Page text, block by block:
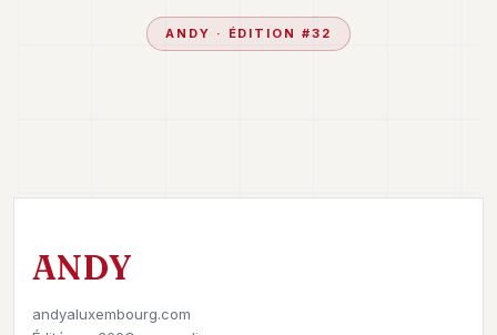
ANDY · ÉDITION #32
ANDY
andyaluxembourg.com